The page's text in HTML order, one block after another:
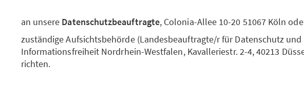
an unsere Datenschutzbeauftragte, Colonia-Allee 10-20 51067 Köln
zuständige Aufsichtsbehörde (Landesbeauftragte/r für Datenschutz und
Informationsfreiheit Nordrhein-Westfalen, Kavalleriestr. 2-4, 40213
richten.